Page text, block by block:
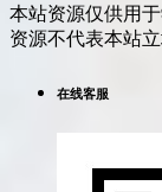
本站资源仅供用
资源不代表本站
在线客服